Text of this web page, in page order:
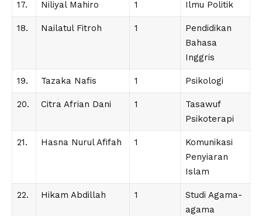
17. Niliyal Mahiro 1 Ilmu Politik
18. Nailatul Fitroh 1
Pendidikan
Bahasa
Inggris
19. Tazaka Nafis 1 Psikologi
20. Citra Afrian Dani 1
Tasawuf
Psikoterapi
21. Hasna Nurul Afifah 1
Komunikasi
Penyiaran
Islam
22. Hikam Abdillah 1
Studi Agama-
agama